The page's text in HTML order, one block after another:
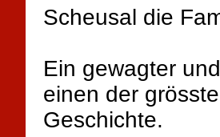
Scheusal die
Ein gewagter
einen der
Geschichte.